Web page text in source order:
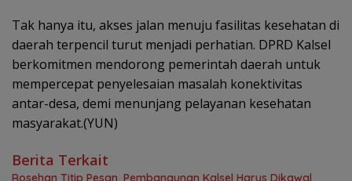
Tak hanya itu, akses jalan menuju fasilitas kesehatan di
daerah terpencil turut menjadi perhatian. DPRD Kalsel
berkomitmen mendorong pemerintah daerah untuk
mempercepat penyelesaian masalah konektivitas
antar-desa, demi menunjang pelayanan kesehatan
masyarakat.(YUN)
Berita Terkait
Rosehan Titip Pesan, Pembangunan Kalsel Harus Dikawal